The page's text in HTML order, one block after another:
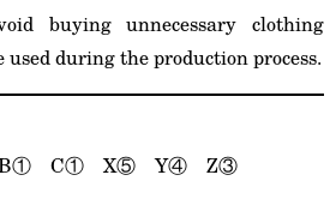
buying unnecessary clothing
used during the production process.
C① X⑤ Y④ Z③